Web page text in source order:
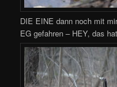
DIE EINE dann noch mit
EG gefahren – HEY, das